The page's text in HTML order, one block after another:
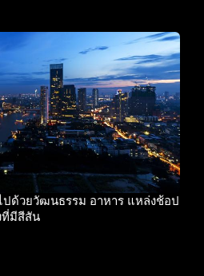
ปด้วยวัฒนธรรม อาหาร แหล่งช้อป
ที่มีสีสัน